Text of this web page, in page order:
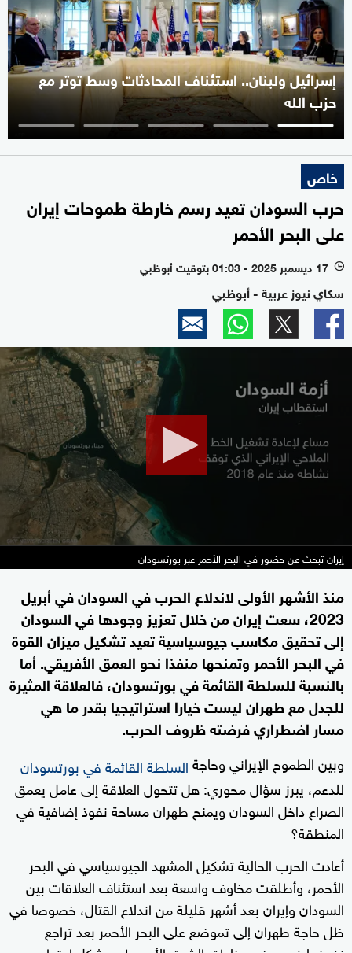
إسرائيل ولبنان.. استئناف المحادثات وسط توتر مع
حزب الله
خاص
حرب السودان تعيد رسم خارطة طموحات إيران
على البحر الأحمر
l 17 ديسمبر 2025 - 01:03 بتوقيت أبوظبي
سكاي نيوز عربية - أبوظبي
seconds
of
minute,
45
seconds
إيران تبحث عن حضور في البحر الأحمر عبر بورتسودان
منذ الأشهر الأولى لاندلاع الحرب في السودان في أبريل
2023، سعت إيران من خلال تعزيز وجودها في السودان
إلى تحقيق مكاسب جيوسياسية تعيد تشكيل ميزان القوة
في البحر الأحمر وتمنحها منفذا نحو العمق الأفريقي. أما
بالنسبة للسلطة القائمة في بورتسودان، فالعلاقة المثيرة
للجدل مع طهران ليست خيارا استراتيجيا بقدر ما هي
مسار اضطراري فرضته ظروف الحرب.
وبين الطموح الإيراني وحاجةالسلطة القائمة في بورتسودان
للدعم، يبرز سؤال محوري: هل تتحول العلاقة إلى عامل يعمق
الصراع داخل السودان ويمنح طهران مساحة نفوذ إضافية في
المنطقة؟
أعادت الحرب الحالية تشكيل المشهد الجيوسياسي في البحر
الأحمر، وأطلقت مخاوف واسعة بعد استئناف العلاقات بين
السودان وإيران بعد أشهر قليلة من اندلاع القتال، خصوصا في
ظل حاجة طهران إلى تموضع على البحر الأحمر بعد تراجع